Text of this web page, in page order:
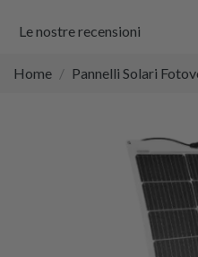
Le nostre recensioni
Home Pannelli Solari